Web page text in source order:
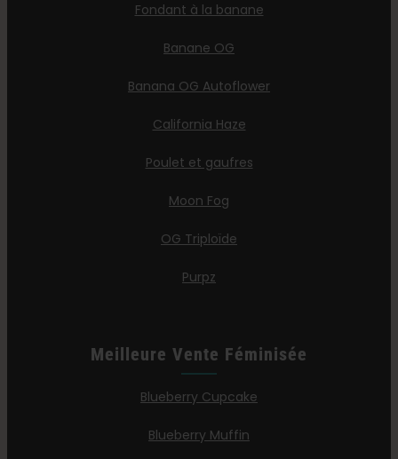
Fondant à la banane
Banane OG
Banana OG Autoflower
California Haze
Poulet et gaufres
Moon Fog
OG Triploïde
Purpz
Meilleure Vente Féminisée
Blueberry Cupcake
Blueberry Muffin